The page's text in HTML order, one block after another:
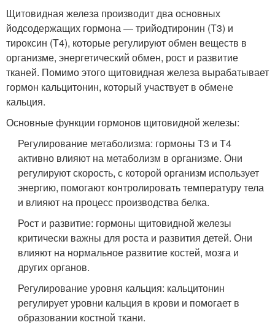
Щитовидная железа производит два основных
йодсодержащих гормона — трийодтиронин (Т3) и
тироксин (Т4), которые регулируют обмен веществ в
организме, энергетический обмен, рост и развитие
тканей. Помимо этого щитовидная железа вырабатывает
гормон кальцитонин, который участвует в обмене
кальция.
Основные функции гормонов щитовидной железы:
Регулирование метаболизма: гормоны Т3 и Т4
активно влияют на метаболизм в организме. Они
регулируют скорость, с которой организм использует
энергию, помогают контролировать температуру тела
и влияют на процесс производства белка.
Рост и развитие: гормоны щитовидной железы
критически важны для роста и развития детей. Они
влияют на нормальное развитие костей, мозга и
других органов.
Регулирование уровня кальция: кальцитонин
регулирует уровни кальция в крови и помогает в
образовании костной ткани.